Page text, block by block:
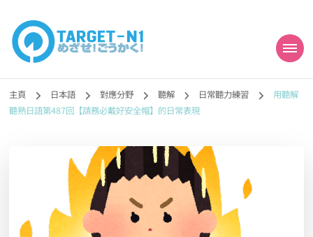
目標!!日本語能力試
N1合格
勉強コンテンツも追加予定!!】
主頁 日本語 對應分野 聽解 日常聽力練習
用聽解
聽熟日語第487回【請務必戴好安全帽】的日常表現